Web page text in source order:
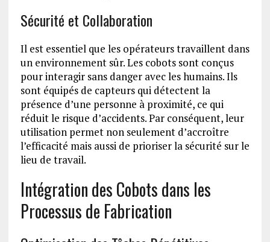
Sécurité et Collaboration
Il est essentiel que les opérateurs travaillent dans
un environnement sûr. Les cobots sont conçus
pour interagir sans danger avec les humains. Ils
sont équipés de capteurs qui détectent la
présence d’une personne à proximité, ce qui
réduit le risque d’accidents. Par conséquent, leur
utilisation permet non seulement d’accroître
l’efficacité mais aussi de prioriser la sécurité sur le
lieu de travail.
Intégration des Cobots dans les
Processus de Fabrication